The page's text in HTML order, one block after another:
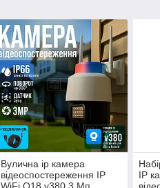
Вулична ip камера
відеоспостереження IP
IP